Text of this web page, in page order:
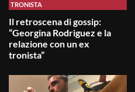
TRONISTA
Il retroscena di gossip:
“Georgina Rodriguez e la
relazione con un ex
tronista”